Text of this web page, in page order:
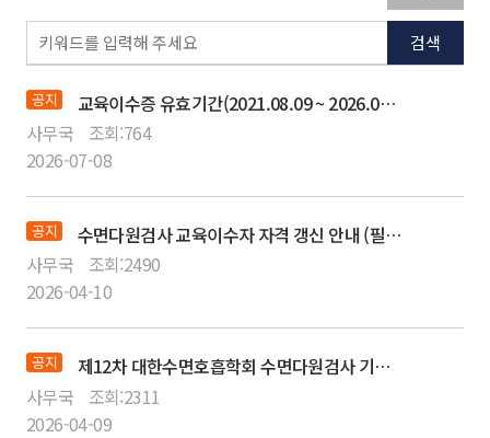
검색
공지
교육이수증 유효기간(2021.08.09 ~ 2026.08.08) 만료 갱신 절차 안내
사무국
조회:764
2026-07-08
공지
수면다원검사 교육이수자 자격 갱신 안내 (필독)
사무국
조회:2490
2026-04-10
공지
제12차 대한수면호흡학회 수면다원검사 기본교육 강좌 VOD 다시보기 서비스 안내
사무국
조회:2311
2026-04-09